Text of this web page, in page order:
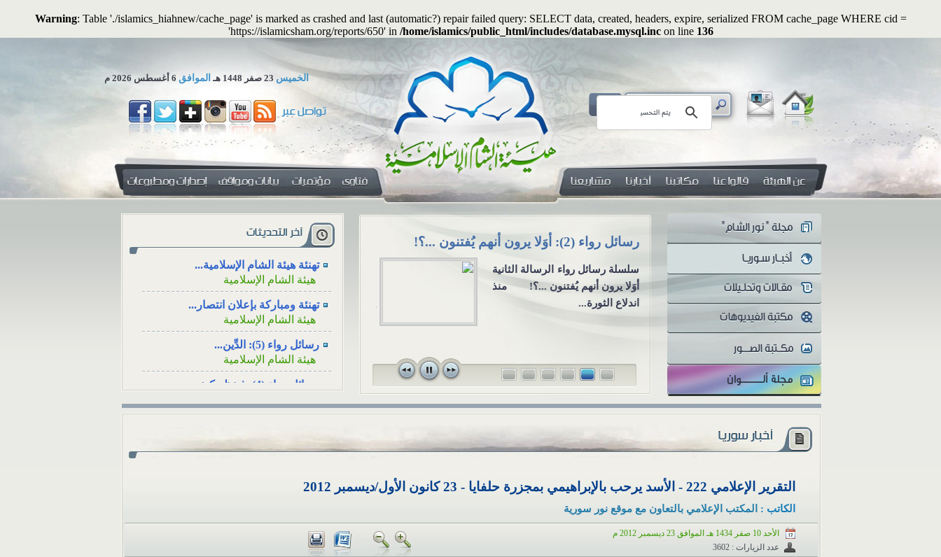
Warning: Table './islamics_hiahnew/cache_page' is marked as crashed and last (automatic?) repair failed query: SELECT data, created, headers, expire, serialized FROM cache_page WHERE cid =
'https://islamicsham.org/reports/650' in /home/islamics/public_html/includes/database.mysql.incon line 136
الخميس 23 صفر 1448 هـ الموافق 6 أغسطس 2026 م
أوَلا يرون أنهم يُفتنون ...؟! منذ
هل يجوز جعلُ المهرِ منفعةً معنوية؟
هل يجوز جعلُ المهرِ منفعةً
معنوية؟ السؤال: هل يجوز أن
يكون المهرُ منفعةً أو خِدمةً
الاجتماع للعزاء، والتعزية من خلال وسائل
الاجتماع للعزاء، ووقته، والتعزية
من خلال وسائل التواصل
الاجتماعي السؤال: عند وفاة
قريبٍ لأحد الأصدقاء هل يكفي
هل تجوز الاستعاضة عن المال...
المكتب العلمي ـ هيئة الشام...
هيئة الشام الإسلامية
تهنئة ومباركة بإعلان انتصار...
هيئة الشام الإسلامية
رسائل رواء (5): الدِّين...
هيئة الشام الإسلامية
رسائل رواء (4): فينظرَ كيف...
هيئة الشام الإسلامية
رسائل رواء (3): لا يُسلِمُه...
رسائل رواء (1): وأصلحوا ذات...
رسائل رواء (2): أوَلا يرون...
أحكامُ الجوائز في المسابقات...
المكتب العلمي ـ هيئة الشام...
التقرير الإعلامي 222 - الأسد يرحب بالإبراهيمي بمجزرة حلفايا - 23 كانون الأول/ديسمبر 2012
الكاتب : المكتب الإعلامي بالتعاون مع موقع نور سورية
الأحد 10 صفر 1434 هـ الموافق 23 ديسمبر 2012 م
عدد الزيارات : 3602